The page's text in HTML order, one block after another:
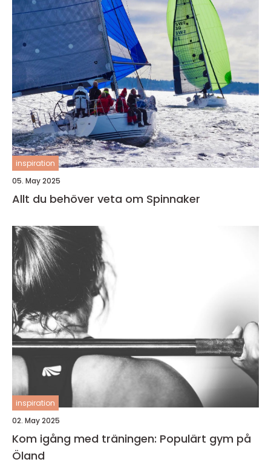
inspiration
05. May 2025
Allt du behöver veta om Spinnaker
inspiration
02. May 2025
Kom igång med träningen: Populärt gym på
Öland